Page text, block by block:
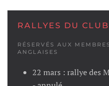
RALLYES DU
RÉSERVÉS AUX
ANGLAISES
22 mars : rallye des